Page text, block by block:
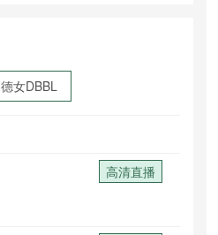
德女DBBL
高清直播